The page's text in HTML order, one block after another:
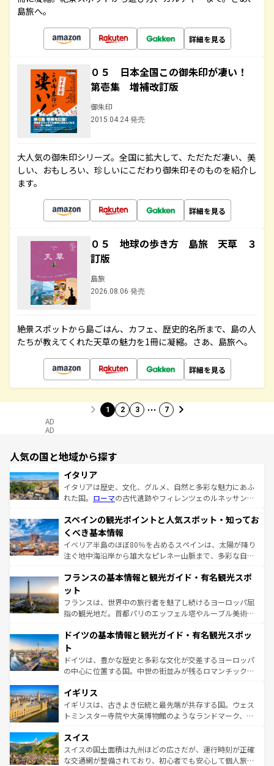
島旅へ。
詳細を見る
０５ 日本全国この御朱印が凄い！
第壱集 増補改訂版
御朱印
2015.04.24 発売
大人気の御朱印シリーズ。全国に拡大して、ただただ凄い、美
しい、おもしろい、珍しいにこだわり御朱印そのものを紹介し
ます。
詳細を見る
０５ 地球の歩き方 島旅 天草 ３
訂版
島旅
2026.08.06 発売
絶景スポットから島ごはん、カフェ、歴史的名所まで、島の人
たちが教えてくれた天草の魅力を1冊に凝縮。さあ、島旅へ。
詳細を見る
1 2 3 … 7
AD
AD
人気の国と地域から探す
イタリア
イタリアは歴史、文化、グルメ、自然と多彩な魅力にあふ
れた国。 ローマの古代遺跡やフィレンツェのルネッサンス
ろん、トスカーナの美しい田園風景やアマルフィ海岸の絶
景など、自然景観も見逃せない。観光の合間には、本場の
ピザやパスタなど、絶品のイタリア料理を堪能することも
できる。朝目覚めてから夜眠るまで、すべての瞬間を楽し
なお、新着のイタリア情報はコンテンツ一覧を参照してほ
しい。
スペインの観光ポイントと人気スポット・知ってお
くべき基本情報
イベリア半島のほぼ80％を占めるスペインは、太陽が降り
注ぐ地中海沿岸から雄大なピレネー山脈まで、多彩な自然
文化が根付くこの国では、情熱的なフラメンコ、熱気あふ
れる闘牛、そして美味しいタパスが生活の一部となってい
る。首都マドリードの洗練された雰囲気や、バルセロナの
アートに溢れた街角から、地方では古代ローマ遺跡や中世
せる。地方によって風土や気候が異なるスペインはその個
ンテンツ一覧 を参照してほしい。
フランスの基本情報と観光ガイド・有名観光スポ
ット
フランスは、世界中の旅行者を魅了し続けるヨーロッパ屈
指の観光地だ。首都パリのエッフェル塔やルーブル美術館
で、幅広い魅力が詰まっている。華麗な宮殿、歴史的な大
聖堂、美しいビーチ、そして豊かな自然が、訪れる者を心
から魅了する。また、フランスは美食の国としても知ら
れ、フランス料理はユネスコ無形文化遺産にも登録されて
香り高いラベンダー畑など、多彩な楽しみ方が可能だ。さ
らに、パリ以外の地域にも魅力が溢れており、どの街角に
も豊かな歴史と文化が息づいている。パリ以外の個性あふ
を参照してほしい。
ドイツの基本情報と観光ガイド・有名観光スポッ
ト
ドイツは、豊かな歴史と多彩な文化が交差するヨーロッパ
の中心に位置する国。中世の街並みが残るロマンチック街
顔を持つこの国は、どこを歩いても飽きることがない。ベ
ルリンの文化的活気、バイエルン州のアルプスの絶景、そ
してライン川沿いのワイン畑といった風景は必見。ビール
は、お酒好きな人にはぜひ体験してほしい。 なお、新着の
ドイツ情報はコンテンツ一覧を参照してほしい。
イギリス
イギリスは、古きよき伝統と最先端が共存する国。ウェス
トミンスター寺院や大英博物館のようなランドマーク、歴
リアごとに異なる魅力がある。また、優雅なアフタヌーン
ティー、ビール好きにはたまらない英国パブ、サッカー観
戦など、本場だからこそできる体験も豊富。イギリスを旅
スイス
スイスの国土面積は九州ほどの広さだが、運行時刻が正確
な交通網が整備されており、初心者でも安心して個人旅行